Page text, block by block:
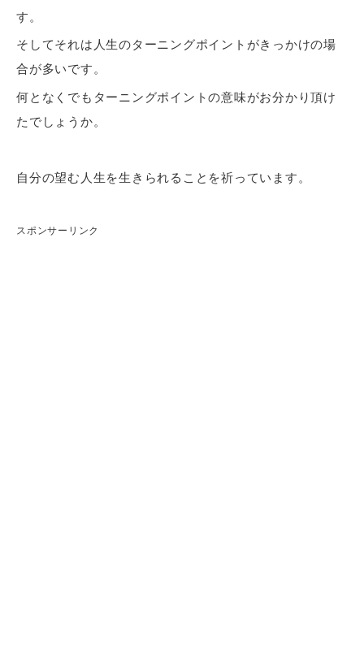
す。
そしてそれは人生のターニングポイントがきっかけの場
合が多いです。
何となくでもターニングポイントの意味がお分かり頂け
たでしょうか。
自分の望む人生を生きられることを祈っています。
スポンサーリンク